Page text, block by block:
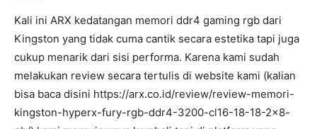
Kali ini ARX kedatangan memori ddr4 gaming rgb dari
Kingston yang tidak cuma cantik secara estetika tapi juga
cukup menarik dari sisi performa. Karena kami sudah
melakukan review secara tertulis di website kami (kalian
bisa baca disini https://arx.co.id/review/review-memori-
kingston-hyperx-fury-rgb-ddr4-3200-cl16-18-18-2×8-